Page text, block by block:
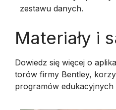
zestawu danych.
Materiały i
Dowiedz się więcej o
torów firmy Bentley,
programów edukacyjnych